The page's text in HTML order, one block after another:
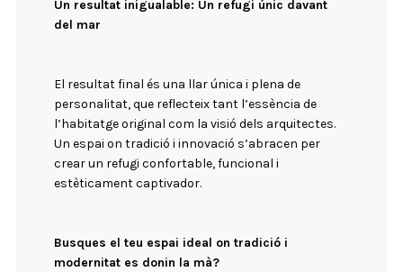
Un resultat inigualable: Un refugi únic davant
del mar
El resultat final és una llar única i plena de
personalitat, que reflecteix tant l’essència de
l’habitatge original com la visió dels arquitectes.
Un espai on tradició i innovació s’abracen per
crear un refugi confortable, funcional i
estèticament captivador.
Busques el teu espai ideal on tradició i
modernitat es donin la mà?